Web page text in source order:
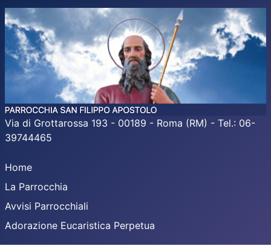
Via di Grottarossa 193 - 00189 - Roma (RM) - Tel.: 06-
39744465
Home
La Parrocchia
Avvisi Parrocchiali
Adorazione Eucaristica Perpetua